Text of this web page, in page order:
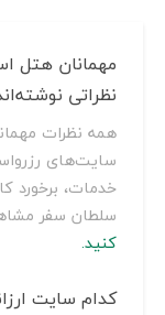
مهمانان هتل
نظراتی
همه نظرات
سایت‌های
خدمات، برخورد
سلطان سفر
کنید.
کدام سایت